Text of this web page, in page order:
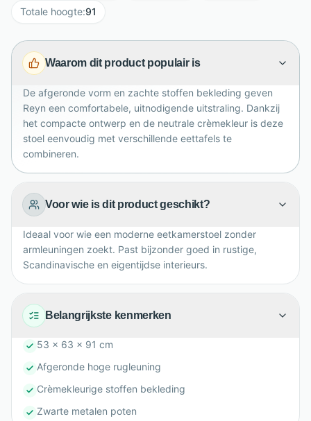
diepte van 63 cm en totale hoogte van 91 cm biedt
nemen. Combineer meerdere stoelen in dezelfde kleur
voor een stijlvol geheel of mix verschillende tinten
past in moderne en Scandinavische interieurs.
Totale hoogte:91
Waarom dit product populair is
De afgeronde vorm en zachte stoffen bekleding geven
Reyn een comfortabele, uitnodigende uitstraling. Dankzij
het compacte ontwerp en de neutrale crèmekleur is deze
stoel eenvoudig met verschillende eettafels te
combineren.
Voor wie is dit product geschikt?
Ideaal voor wie een moderne eetkamerstoel zonder
armleuningen zoekt. Past bijzonder goed in rustige,
Scandinavische en eigentijdse interieurs.
Belangrijkste kenmerken
53 x 63 x 91 cm
Afgeronde hoge rugleuning
Crèmekleurige stoffen bekleding
Zwarte metalen poten